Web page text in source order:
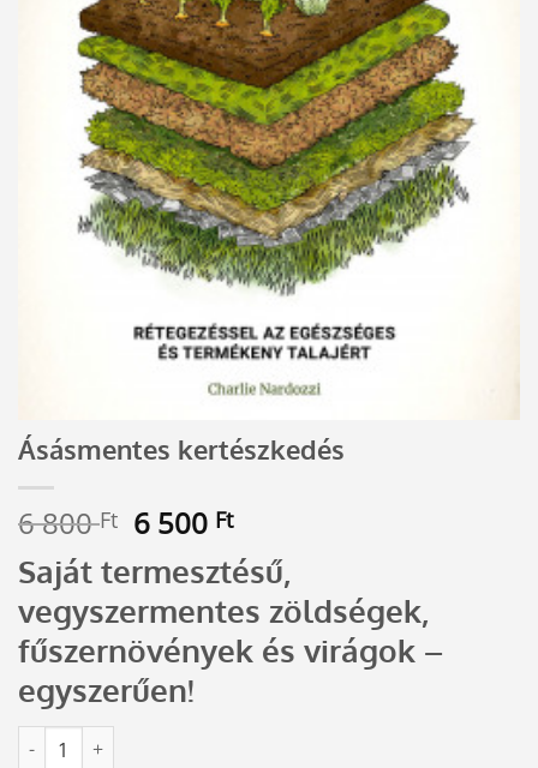
Ásásmentes kertészkedés
6 800Ft Original
was:
6
800 Ft.
6 500 FtCurrent
price
is:
6
500 Ft.
Saját termesztésű,
vegyszermentes zöldségek,
fűszernövények és virágok –
egyszerűen!
Ásásmentes kertészkedés mennyiség
Alternative: